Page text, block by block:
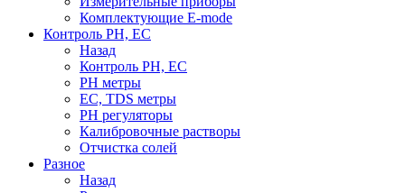
Комплектующие E-mode
Контроль PH, EC
Назад
Контроль PH, EC
PH метры
EC, TDS метры
PH регуляторы
Калибровочные растворы
Отчистка солей
Разное
Назад